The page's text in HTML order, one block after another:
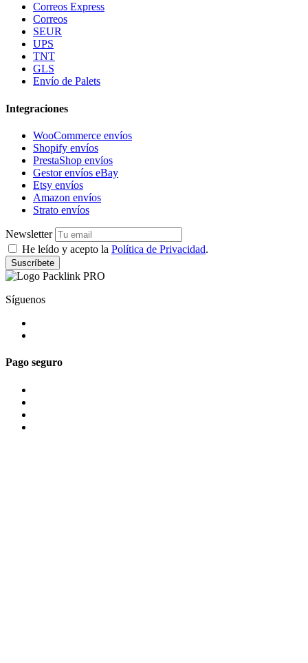
Correos Express
Correos
SEUR
UPS
TNT
GLS
Envío de Palets
Integraciones
WooCommerce envíos
Shopify envíos
PrestaShop envíos
Gestor envíos eBay
Etsy envíos
Amazon envíos
Strato envíos
Newsletter
He leído y acepto la Política de Privacidad.
Suscríbete
Síguenos
Pago seguro